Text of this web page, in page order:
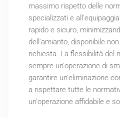
massimo rispetto delle
specializzati e
rapido e sicuro,
dell'amianto, disponibile
richiesta. La flessibilità del
sempre un'operazione di
garantire un'eliminazione
a rispettare tutte le
un'operazione affidabile e